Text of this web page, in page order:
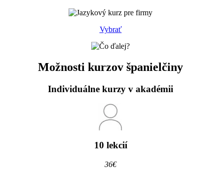
Vybrať
Možnosti kurzov španielčiny
Individuálne kurzy v akadémii
10 lekcií
36€